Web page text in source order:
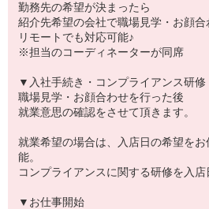
勤務先の希望が決まったら
紹介先希望の会社で職場見学・お顔合
リモートでも対応可能♪
※担当のコーディネーターが同席
▼入社手続き・コンプライアンス研修
職場見学・お顔合わせを行った後
就業意思の確認をさせて頂きます。
就業希望の場合は、入店日の希望を
能。
コンプライアンスに関する研修を入店
▼お仕事開始